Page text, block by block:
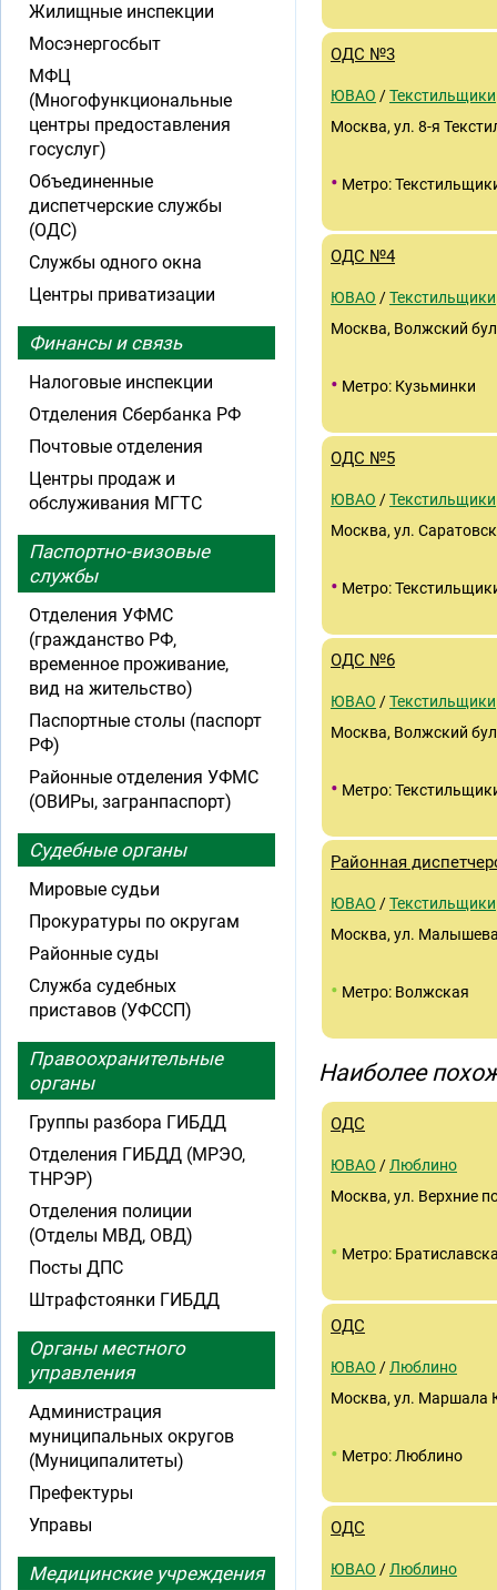
ОДС №3
ЮВАО /Текстильщики
Москва, ул. 8-я
• Метро:
ОДС №4
ЮВАО /Текстильщики
Москва, Волжский
• Метро: Кузьминки
ОДС №5
ЮВАО /Текстильщики
Москва, ул.
• Метро:
ОДС №6
ЮВАО /Текстильщики
Москва, Волжский
• Метро:
Районная
ЮВАО /Текстильщики
Москва, ул.
• Метро: Волжская
Наиболее
ОДС
ЮВАО / Люблино
Москва, ул. Верхние
• Метро:
ОДС
ЮВАО / Люблино
Москва, ул. Маршала
• Метро: Люблино
ОДС
ЮВАО / Люблино
Жилищные инспекции
Мосэнергосбыт
МФЦ
(Многофункциональные
центры предоставления
госуслуг)
Объединенные
диспетчерские службы
(ОДС)
Службы одного окна
Центры приватизации
Финансы и связь
Налоговые инспекции
Отделения Сбербанка РФ
Почтовые отделения
Центры продаж и
обслуживания МГТС
Паспортно-визовые
службы
Отделения УФМС
(гражданство РФ,
временное проживание,
вид на жительство)
Паспортные столы (паспорт
РФ)
Районные отделения УФМС
(ОВИРы, загранпаспорт)
Судебные органы
Мировые судьи
Прокуратуры по округам
Районные суды
Служба судебных
приставов (УФССП)
Правоохранительные
органы
Группы разбора ГИБДД
Отделения ГИБДД (МРЭО,
ТНРЭР)
Отделения полиции
(Отделы МВД, ОВД)
Посты ДПС
Штрафстоянки ГИБДД
Органы местного
управления
Администрация
муниципальных округов
(Муниципалитеты)
Префектуры
Управы
Медицинские учреждения